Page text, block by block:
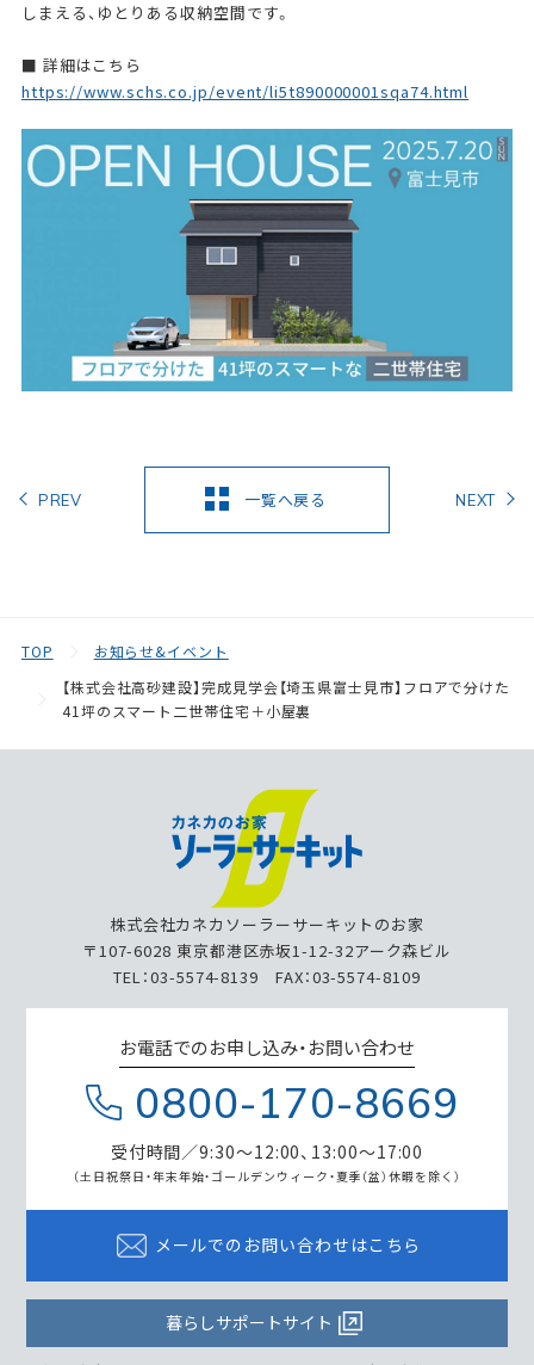
しまえる、ゆとりある収納空間です。
■ 詳細はこちら
https://www.schs.co.jp/event/li5t890000001sqa74.html
PREV 一覧へ戻る NEXT
TOP
お知らせ&イベント
【株式会社高砂建設】完成見学会【埼玉県富士見市】フロアで分けた
41坪のスマート二世帯住宅＋小屋裏
株式会社カネカソーラーサーキットのお家
〒107-6028 東京都港区赤坂1-12-32アーク森ビル
TEL：03-5574-8139 FAX：03-5574-8109
お電話でのお申し込み・お問い合わせ
0800-170-8669
受付時間／9:30～12:00、13:00～17:00
（土日祝祭日・年末年始・ゴールデンウィーク・夏季（盆）休暇を除く）
メールでのお問い合わせはこちら
暮らしサポートサイト